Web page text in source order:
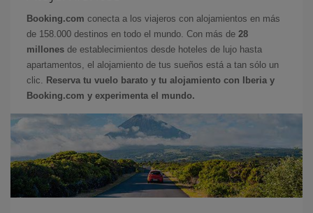
Booking.com conecta a los viajeros con alojamientos en más
de 158.000 destinos en todo el mundo. Con más de 28
millones de establecimientos desde hoteles de lujo hasta
apartamentos, el alojamiento de tus sueños está a tan sólo un
clic.
Reserva tu vuelo barato y tu alojamiento con Iberia y
Booking.com y experimenta el mundo.